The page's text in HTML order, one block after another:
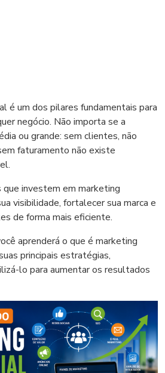
é um dos pilares fundamentais para
negócio. Não importa se a
ou grande: sem clientes, não
faturamento não existe
investem em marketing
visibilidade, fortalecer sua marca e
de forma mais eficiente.
aprenderá o que é marketing
principais estratégias,
lo para aumentar os resultados